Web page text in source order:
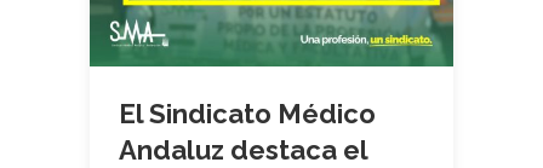
El Sindicato Médico
Andaluz destaca el